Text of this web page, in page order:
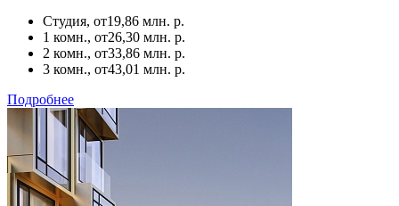
Студия, от19,86 млн. р.
1 комн., от26,30 млн. р.
2 комн., от33,86 млн. р.
3 комн., от43,01 млн. р.
Подробнее